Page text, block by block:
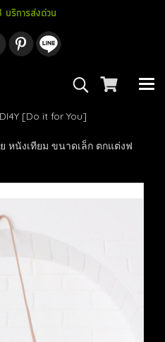
บริการส่งด่วน
DI4Y [Do it for You]
หนังเทียม ขนาดเล็ก ตกแต่งฟ